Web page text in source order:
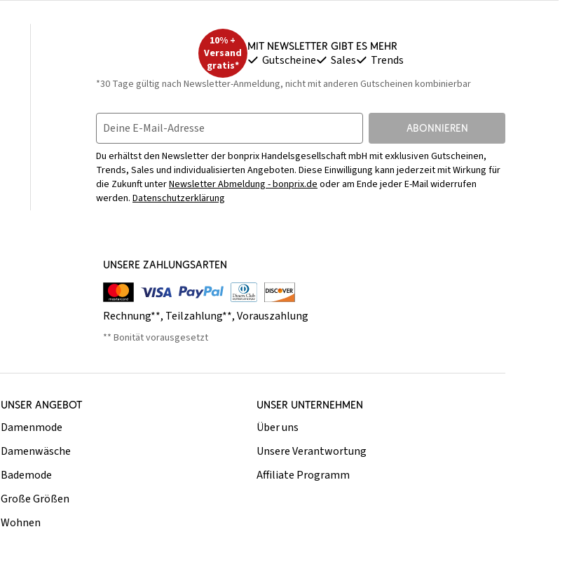
10% +
Versand
gratis*
Mit Newsletter gibt es mehr
Gutscheine Sales Trends
*30 Tage gültig nach Newsletter-Anmeldung, nicht mit anderen Gutscheinen kombinierbar
Deine E-Mail-Adresse ABONNIEREN
Du erhältst den Newsletter der bonprix Handelsgesellschaft mbH mit exklusiven Gutscheinen,
Trends, Sales und individualisierten Angeboten. Diese Einwilligung kann jederzeit mit Wirkung für
die Zukunft unterNewsletter Abmeldung - bonprix.deoder am Ende jeder E-Mail widerrufen
werden. Datenschutzerklärung
UNSERE ZAHLUNGSARTEN
Rechnung**, Teilzahlung**,Vorauszahlung
** Bonität vorausgesetzt
UNSER ANGEBOT
Damenmode
Damenwäsche
Bademode
Große Größen
Wohnen
UNSER UNTERNEHMEN
Über uns
Unsere Verantwortung
Affiliate Programm